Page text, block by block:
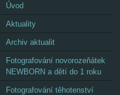
Úvod
Aktuality
Archiv aktualit
Fotografování novorozeňátek
NEWBORN a dětí do 1 roku
Fotografování těhotenství